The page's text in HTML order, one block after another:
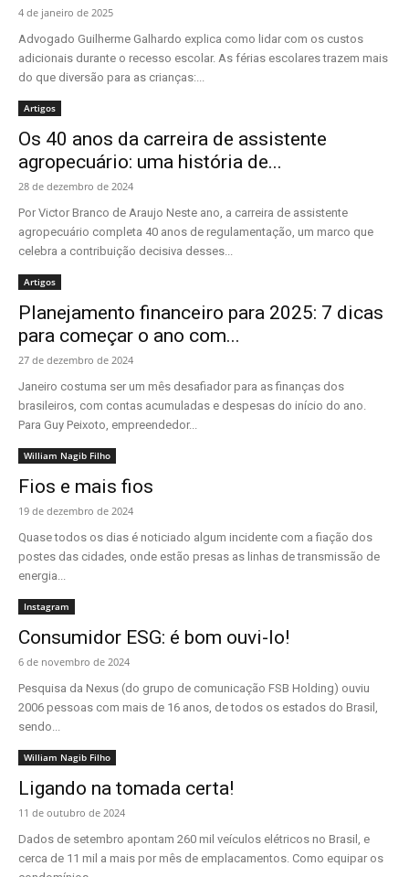
4 de janeiro de 2025
Advogado Guilherme Galhardo explica como lidar com os custos
adicionais durante o recesso escolar. As férias escolares trazem mais
do que diversão para as crianças:...
Artigos
Os 40 anos da carreira de assistente
agropecuário: uma história de...
28 de dezembro de 2024
Por Victor Branco de Araujo Neste ano, a carreira de assistente
agropecuário completa 40 anos de regulamentação, um marco que
celebra a contribuição decisiva desses...
Artigos
Planejamento financeiro para 2025: 7 dicas
para começar o ano com...
27 de dezembro de 2024
Janeiro costuma ser um mês desafiador para as finanças dos
brasileiros, com contas acumuladas e despesas do início do ano.
Para Guy Peixoto, empreendedor...
William Nagib Filho
Fios e mais fios
19 de dezembro de 2024
Quase todos os dias é noticiado algum incidente com a fiação dos
postes das cidades, onde estão presas as linhas de transmissão de
energia...
Instagram
Consumidor ESG: é bom ouvi-lo!
6 de novembro de 2024
Pesquisa da Nexus (do grupo de comunicação FSB Holding) ouviu
2006 pessoas com mais de 16 anos, de todos os estados do Brasil,
sendo...
William Nagib Filho
Ligando na tomada certa!
11 de outubro de 2024
Dados de setembro apontam 260 mil veículos elétricos no Brasil, e
cerca de 11 mil a mais por mês de emplacamentos. Como equipar os